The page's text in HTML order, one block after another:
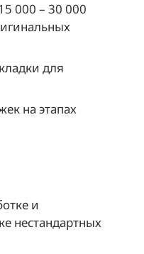
000 – 30 000
для
на этапах
и
нестандартных